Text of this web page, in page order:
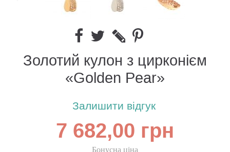
Золотий кулон з цирконієм
«Golden Pear»
Залишити відгук
7 682,00 грн
Бонусна ціна